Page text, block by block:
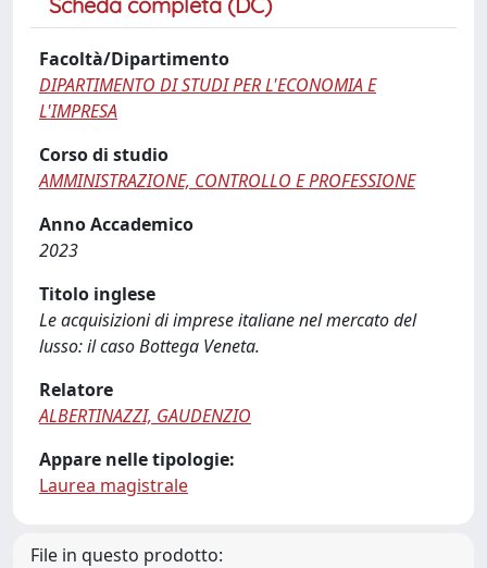
Facoltà/Dipartimento
DIPARTIMENTO DI STUDI PER L'ECONOMIA E
L'IMPRESA
Corso di studio
AMMINISTRAZIONE, CONTROLLO E PROFESSIONE
Anno Accademico
2023
Titolo inglese
Le acquisizioni di imprese italiane nel mercato del
lusso: il caso Bottega Veneta.
Relatore
ALBERTINAZZI, GAUDENZIO
Appare nelle tipologie:
Laurea magistrale
File in questo prodotto: